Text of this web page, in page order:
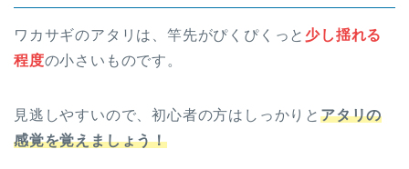
ワカサギのアタリは、竿先がぴくぴくっと 少し揺れる
程度の小さいものです。
見逃しやすいので、初心者の方はしっかりと アタリの
感覚を覚えましょう！